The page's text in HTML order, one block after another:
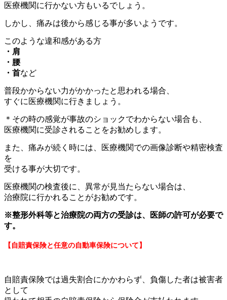
医療機関に行かない方もいるでしょう。
しかし、痛みは後から感じる事が多いようです。
このような違和感がある方
・肩
・腰
・首など
普段かからない力がかかったと思われる場合、
すぐに医療機関に行きましょう。
＊その時の感覚が事故のショックでわからない場合も、
医療機関に受診されることをお勧めします。
また、痛みが続く時には、医療機関での画像診断や精密検査
を
受ける事が大切です。
医療機関の検査後に、異常が見当たらない場合は、
治療院に行かれることがお勧めです。
※整形外科等と治療院の両方の受診は、医師の許可が必要で
す。
【自賠責保険と任意の自動車保険について】
自賠責保険では過失割合にかかわらず、負傷した者は被害者
として